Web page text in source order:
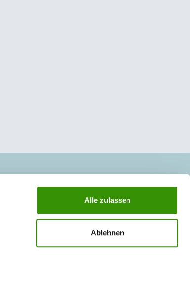
Alle zulassen
Ablehnen